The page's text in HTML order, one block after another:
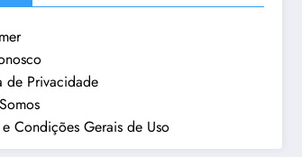
de Privacidade
e Condições Gerais de Uso